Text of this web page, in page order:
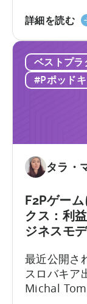
て
ポ
フ
ォ
リ
化
べ
き
理
に
つ
い
て
す。アプリ
テスト、そ
拡大という
すコストが
つては予
札の科学
詳細を読む「
イ
タ
ー
ー
は
何
か
マ
イ
ク
ロ
ベストプラ
#Pポッド
タラ・
F2Pゲー
クス：利
ジネスモ
最近公開さ
スロバキア
Michal